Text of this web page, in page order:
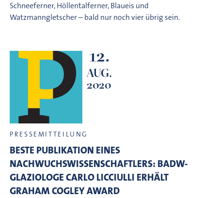
Schneeferner, Höllentalferner, Blaueis und
Watzmanngletscher – bald nur noch vier übrig sein.
12.
AUG.
2020
PRESSEMITTEILUNG
BESTE PUBLIKATION EINES
NACHWUCHSWISSENSCHAFTLERS: BADW-
GLAZIOLOGE CARLO LICCIULLI ERHÄLT
GRAHAM COGLEY AWARD